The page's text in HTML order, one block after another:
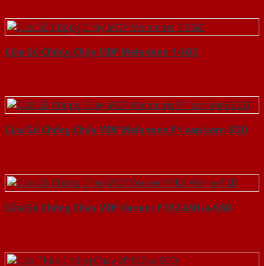
Cửa Gỗ Chống Cháy MDF Melamine 1-SGD
Cửa Gỗ Chống Cháy MDF Melamine P1 van kem-SGD
Cửa Gỗ Chống Cháy MDF Veneer P1R2 ASH-a-SGD